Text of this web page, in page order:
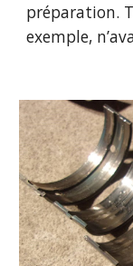
préparation.
exemple,